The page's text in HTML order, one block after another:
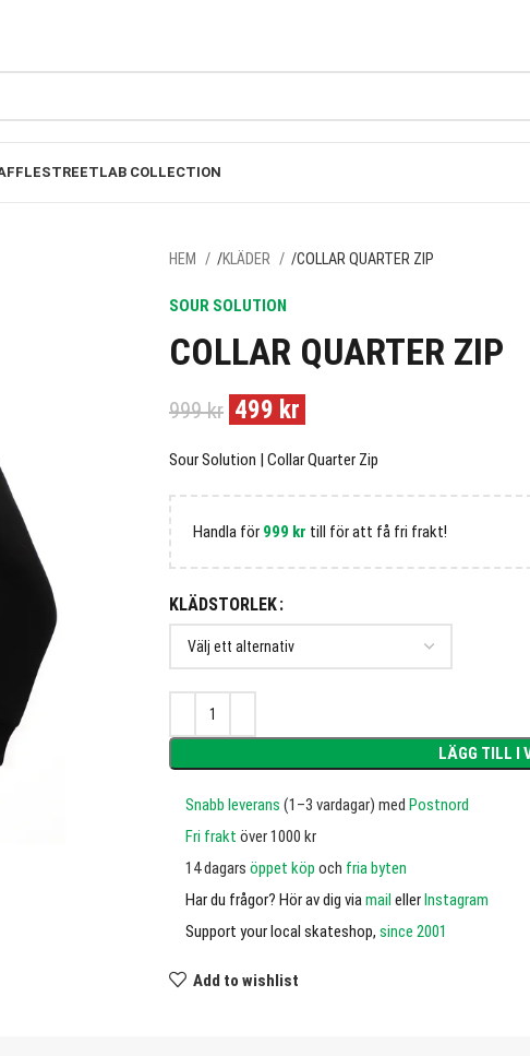
STREETLAB COLLECTION
HEM KLÄDER COLLAR QUARTER ZIP
SOUR SOLUTION
COLLAR QUARTER ZIP
999kr 499 kr
Sour Solution | Collar Quarter Zip
Handla för 999 kr till för att få fri frakt!
KLÄDSTORLEK
LÄGG TILL I
Snabb leverans (1–3 vardagar) med Postnord
Fri frakt över 1000 kr
14 dagars öppet köp och fria byten
Har du frågor? Hör av dig viamail ellerInstagram
Support your local skateshop, since 2001
Add to wishlist